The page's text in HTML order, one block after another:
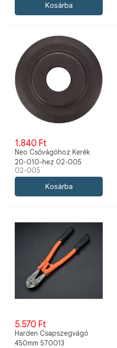
1.840 Ft
Neo Csővágóhoz Kerék
20-010-hez 02-005
02-005
5.570 Ft
Harden Csapszegvágó
450mm 570013